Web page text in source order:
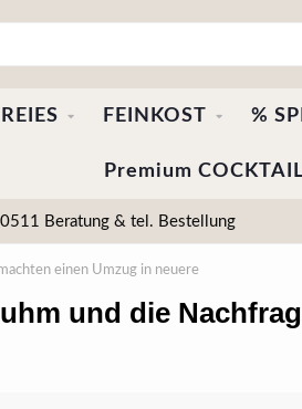
FEINKOST %
Premium
Beratung & tel. Bestellung
einen Umzug in neuere
und die